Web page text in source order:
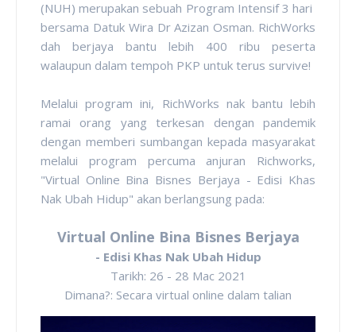
(NUH) merupakan sebuah Program Intensif 3 hari
bersama Datuk Wira Dr Azizan Osman. RichWorks
dah berjaya bantu lebih 400 ribu peserta
walaupun dalam tempoh PKP untuk terus survive!
Melalui program ini, RichWorks nak bantu lebih
ramai orang yang terkesan dengan pandemik
dengan memberi sumbangan kepada masyarakat
melalui program percuma anjuran Richworks,
"Virtual Online Bina Bisnes Berjaya - Edisi Khas
Nak Ubah Hidup" akan berlangsung pada:
Virtual Online Bina Bisnes Berjaya
- Edisi Khas Nak Ubah Hidup
Tarikh: 26 - 28 Mac 2021
Dimana?: Secara virtual online dalam talian